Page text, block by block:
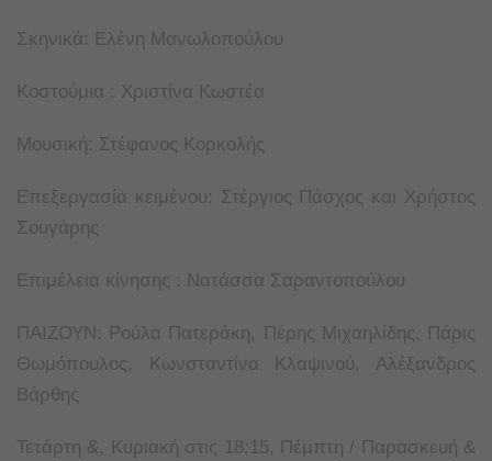
Σκηνικά: Ελένη Μανωλοπούλου
Κοστούμια : Χριστίνα Κωστέα
Μουσική: Στέφανος Κορκολής
Επεξεργασία κειμένου: Στέργιος Πάσχος και Χρήστος
Σουγάρης
Επιμέλεια κίνησης : Νατάσσα Σαραντοπούλου
ΠΑΙΖΟΥΝ: Ρούλα Πατεράκη, Πέρης Μιχαηλίδης, Πάρις
Θωμόπουλος, Κωνσταντίνα Κλαψινού, Αλέξανδρος
Βάρθης
Τετάρτη &, Κυριακή στις 18:15, Πέμπτη / Παρασκευή &